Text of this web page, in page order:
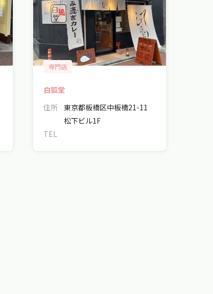
専門店
白狐堂
住所 東京都板橋区中板橋21-11
松下ビル1F
TEL